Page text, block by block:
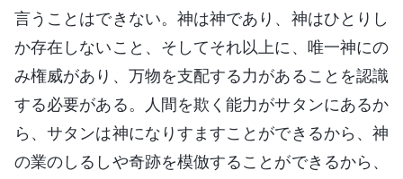
言うことはできない。神は神であり、神はひとりし
か存在しないこと、そしてそれ以上に、唯一神にの
み権威があり、万物を支配する力があることを認識
する必要がある。人間を欺く能力がサタンにあるか
ら、サタンは神になりすますことができるから、神
の業のしるしや奇跡を模倣することができるから、